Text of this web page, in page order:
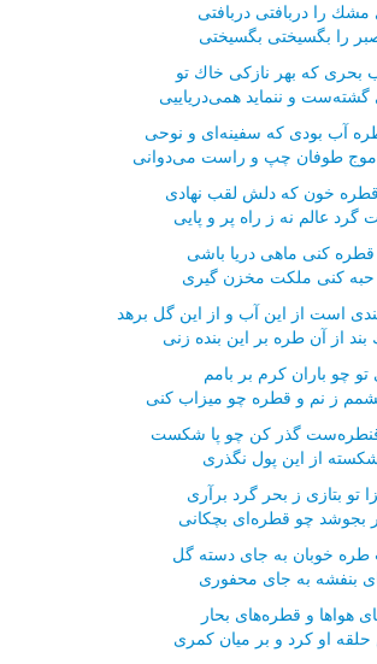
را دربافتی دربافتی
را بگسیختی بگسیختی
بحری كه بهر نازكی خاك تو
و ننماید همی‌دریاییی
آب بودی كه سفینه‌ای و نوحی
موج طوفان چپ و راست می‌دوانی
قطره خون كه دلش لقب نهادی
عالم نه ز راه پر و پایی
كنی ماهی دریا باشی
كنی ملكت مخزن گیری
است از این آب و از این گل برهد
بند از آن طره بر این بنده زنی
تو چو باران كرم بر بامم
ز نم و قطره چو میزاب كنی
قنطره‌ست گذر كن چو پا شكست
از این پول نگذری
تو بتازی ز بحر گرد برآری
بجوشد چو قطره‌ای بچكانی
خوبان به جای دسته گل
بنفشه به جای محفوری
هواها و قطره‌های بحار
او كرد و بر میان كمری